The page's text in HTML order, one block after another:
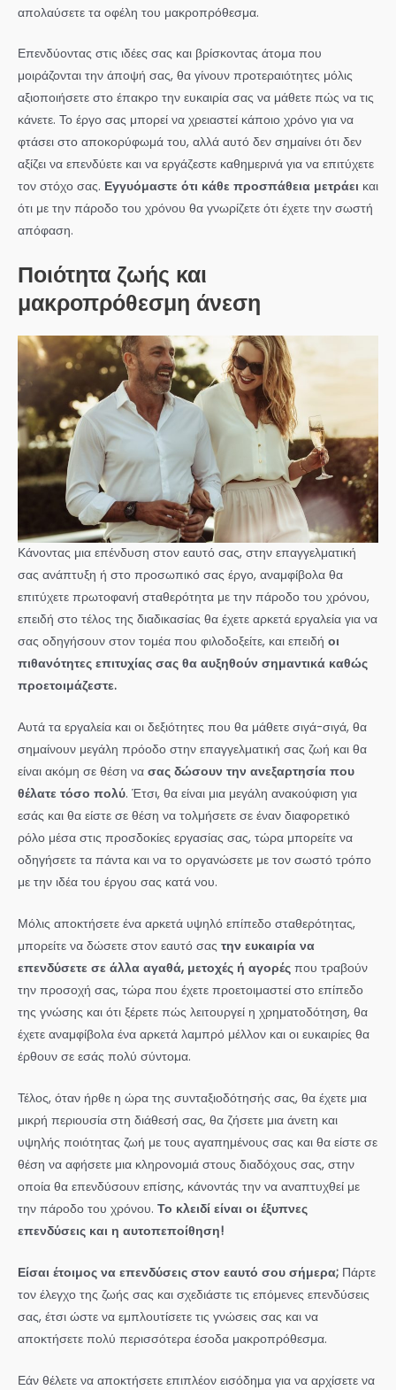
απολαύσετε τα οφέλη του μακροπρόθεσμα.
Επενδύοντας στις ιδέες σας και βρίσκοντας άτομα που
μοιράζονται την άποψή σας, θα γίνουν προτεραιότητες μόλις
αξιοποιήσετε στο έπακρο την ευκαιρία σας να μάθετε πώς να τις
κάνετε. Το έργο σας μπορεί να χρειαστεί κάποιο χρόνο για να
φτάσει στο αποκορύφωμά του, αλλά αυτό δεν σημαίνει ότι δεν
αξίζει να επενδύετε και να εργάζεστε καθημερινά για να επιτύχετε
τον στόχο σας. Εγγυόμαστε ότι κάθε προσπάθεια μετράει και
ότι με την πάροδο του χρόνου θα γνωρίζετε ότι έχετε την σωστή
απόφαση.
Ποιότητα ζωής και
μακροπρόθεσμη άνεση
Κάνοντας μια επένδυση στον εαυτό σας, στην επαγγελματική
σας ανάπτυξη ή στο προσωπικό σας έργο, αναμφίβολα θα
επιτύχετε πρωτοφανή σταθερότητα με την πάροδο του χρόνου,
επειδή στο τέλος της διαδικασίας θα έχετε αρκετά εργαλεία για να
σας οδηγήσουν στον τομέα που φιλοδοξείτε, και επειδή οι
πιθανότητες επιτυχίας σας θα αυξηθούν σημαντικά καθώς
προετοιμάζεστε.
Αυτά τα εργαλεία και οι δεξιότητες που θα μάθετε σιγά-σιγά, θα
σημαίνουν μεγάλη πρόοδο στην επαγγελματική σας ζωή και θα
είναι ακόμη σε θέση να σας δώσουν την ανεξαρτησία που
θέλατε τόσο πολύ. Έτσι, θα είναι μια μεγάλη ανακούφιση για
εσάς και θα είστε σε θέση να τολμήσετε σε έναν διαφορετικό
ρόλο μέσα στις προσδοκίες εργασίας σας, τώρα μπορείτε να
οδηγήσετε τα πάντα και να το οργανώσετε με τον σωστό τρόπο
με την ιδέα του έργου σας κατά νου.
Μόλις αποκτήσετε ένα αρκετά υψηλό επίπεδο σταθερότητας,
μπορείτε να δώσετε στον εαυτό σας την ευκαιρία να
επενδύσετε σε άλλα αγαθά, μετοχές ή αγορές που τραβούν
την προσοχή σας, τώρα που έχετε προετοιμαστεί στο επίπεδο
της γνώσης και ότι ξέρετε πώς λειτουργεί η χρηματοδότηση, θα
έχετε αναμφίβολα ένα αρκετά λαμπρό μέλλον και οι ευκαιρίες θα
έρθουν σε εσάς πολύ σύντομα.
Τέλος, όταν ήρθε η ώρα της συνταξιοδότησής σας, θα έχετε μια
μικρή περιουσία στη διάθεσή σας, θα ζήσετε μια άνετη και
υψηλής ποιότητας ζωή με τους αγαπημένους σας και θα είστε σε
θέση να αφήσετε μια κληρονομιά στους διαδόχους σας, στην
οποία θα επενδύσουν επίσης, κάνοντάς την να αναπτυχθεί με
την πάροδο του χρόνου. Το κλειδί είναι οι έξυπνες
επενδύσεις και η αυτοπεποίθηση!
Είσαι έτοιμος να επενδύσεις στον εαυτό σου σήμερα; Πάρτε
τον έλεγχο της ζωής σας και σχεδιάστε τις επόμενες επενδύσεις
σας, έτσι ώστε να εμπλουτίσετε τις γνώσεις σας και να
αποκτήσετε πολύ περισσότερα έσοδα μακροπρόθεσμα.
Εάν θέλετε να αποκτήσετε επιπλέον εισόδημα για να αρχίσετε να